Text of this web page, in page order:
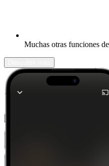
Muchas otras funciones